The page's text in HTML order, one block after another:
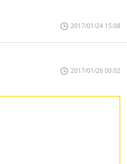
2017/01/24 15:08
2017/01/26 00:02